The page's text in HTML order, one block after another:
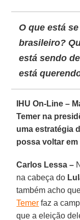
O que está
brasileiro?
está sendo
está
IHU On-Line –
Temer na
uma estratégia
possa voltar em
Carlos Lessa –
na cabeça do
também acho
Temer faz a
que a eleição